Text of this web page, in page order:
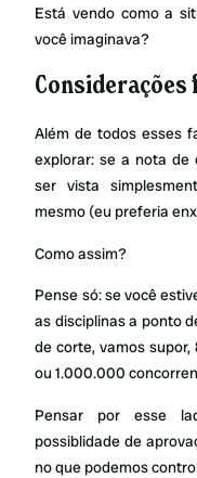
Está vendo como a
você imaginava?
Considerações
Além de todos esses
explorar: se a nota de
ser vista
mesmo (eu preferia
Como assim?
Pense só: se você
as disciplinas a ponto
de corte, vamos
ou 1.000.000
Pensar por esse
possiblidade de
no que podemos